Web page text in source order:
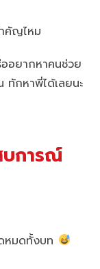
คัญไหม
อยากหาคนช่วย
ทักหาพี่ได้เลยนะ
บการณ์
หมดทั้งบท